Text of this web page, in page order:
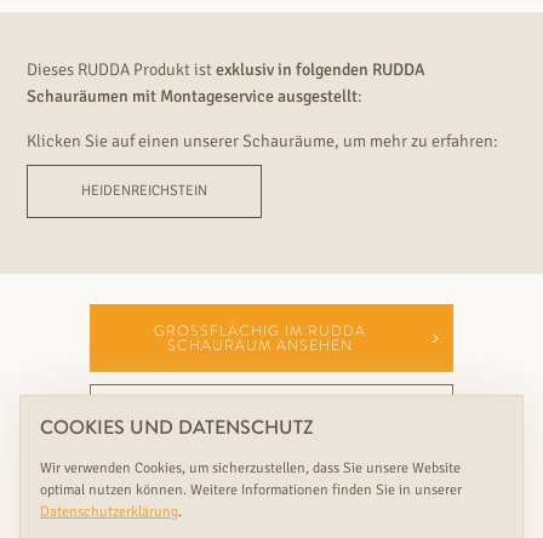
Dieses RUDDA Produkt istexklusiv in folgenden RUDDA
Schauräumen mit Montageservice ausgestellt:
Klicken Sie auf einen unserer Schauräume, um mehr zu erfahren:
HEIDENREICHSTEIN
GROSSFLÄCHIG IM RUDDA S
CHAURAUM ANSEHEN
COOKIES UND DATENSCHUTZ
Wir verwenden Cookies, um sicherzustellen, dass Sie unsere Website
optimal nutzen können. Weitere Informationen finden Sie in unserer
Datenschutzerklärung.